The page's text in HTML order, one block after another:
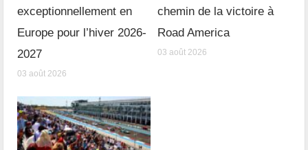
exceptionnellement en
Europe pour l’hiver 2026-
2027
03 août 2026
chemin de la victoire à
Road America
03 août 2026